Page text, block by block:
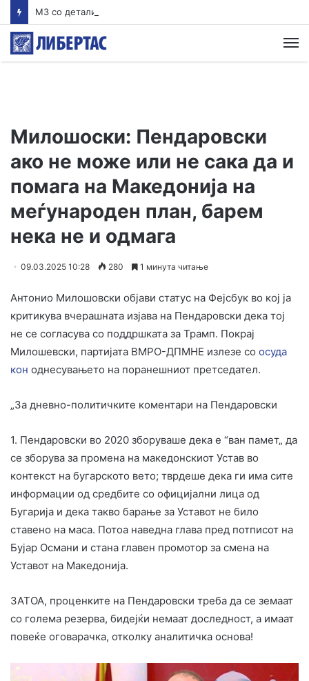
Милошоски: Пендаровски
ако не може или не сака да и
помага на Македонија на
меѓународен план, барем
нека не и одмага
09.03.2025 10:28 280 1 минута читање
Антонио Милошовски објави статус на Фејсбук во кој ја
критикува вчерашната изјава на Пендаровски дека тој
не се согласува со поддршката за Трамп. Покрај
Милошевски, партијата ВМРО-ДПМНЕ излезе со осуда
кон однесувањето на поранешниот претседател.
„За дневно-политичките коментари на Пендаровски
1. Пендаровски во 2020 зборуваше дека е “ван памет„ да
се зборува за промена на македонскиот Устав во
контекст на бугарското вето; тврдеше дека ги има сите
информации од средбите со официјални лица од
Бугарија и дека такво барање за Уставот не било
ставено на маса. Потоа наведна глава пред потписот на
Бујар Османи и стана главен промотор за смена на
Уставот на Македонија.
ЗАТОА, проценките на Пендаровски треба да се земаат
со голема резерва, бидејќи немаат доследност, а имаат
повеќе оговарачка, отколку аналитичка основа!